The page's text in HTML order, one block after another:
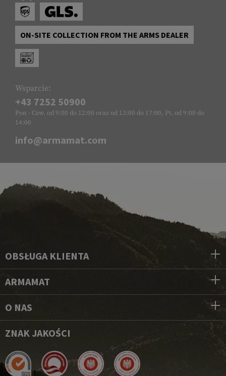
ON-SITE COLLECTION FROM THE ARMS DEALER
Wsparcie:
+43 7252 50900
Pon - Czw. od 9:00 do 12:00 oraz od 13:00 do 17:00, Pt. od 9:00 do
14:00
info@armamat.com
OBSŁUGA KLIENTA
ARMAMAT
O NAS
ZNAK JAKOŚCI